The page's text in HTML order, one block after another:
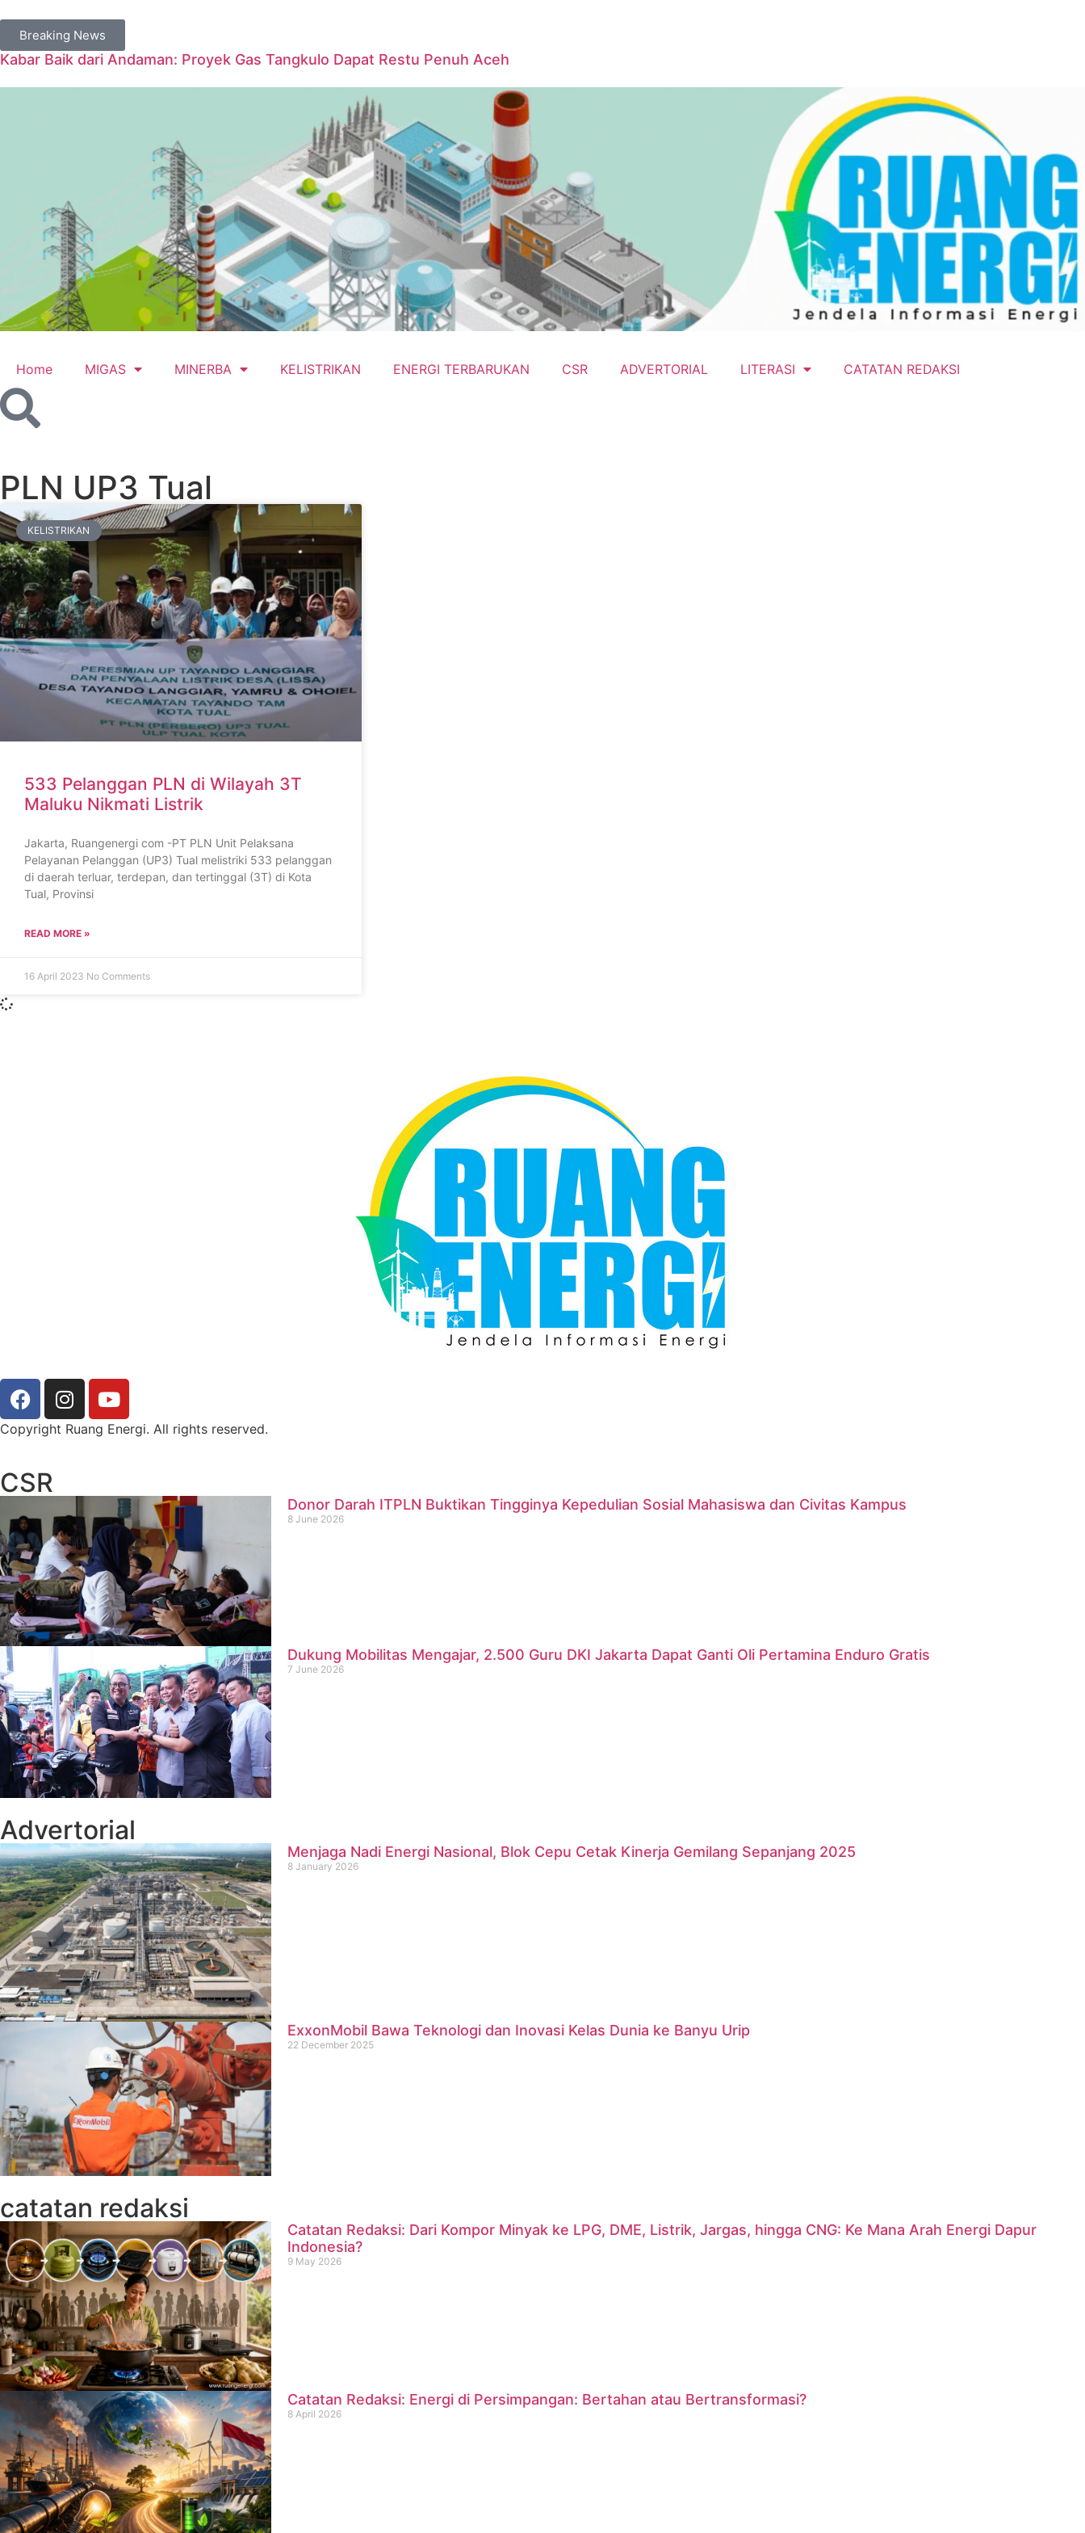
Breaking News
Kabar Baik dari Andaman: Proyek Gas Tangkulo Dapat Restu Penuh Aceh
Home MIGAS MINERBA KELISTRIKAN ENERGI TERBARUKAN CSR ADVERTORIAL LITERASI CATATAN REDAKSI
PLN UP3 Tual
KELISTRIKAN
533 Pelanggan PLN di Wilayah 3T
Maluku Nikmati Listrik
Jakarta, Ruangenergi com -PT PLN Unit Pelaksana
Pelayanan Pelanggan (UP3) Tual melistriki 533 pelanggan
di daerah terluar, terdepan, dan tertinggal (3T) di Kota
Tual, Provinsi
READ MORE »
16 April 2023 No Comments
Copyright Ruang Energi. All rights reserved.
CSR
Donor Darah ITPLN Buktikan Tingginya Kepedulian Sosial Mahasiswa dan Civitas Kampus
8 June 2026
Dukung Mobilitas Mengajar, 2.500 Guru DKI Jakarta Dapat Ganti Oli Pertamina Enduro Gratis
7 June 2026
Advertorial
Menjaga Nadi Energi Nasional, Blok Cepu Cetak Kinerja Gemilang Sepanjang 2025
8 January 2026
ExxonMobil Bawa Teknologi dan Inovasi Kelas Dunia ke Banyu Urip
22 December 2025
catatan redaksi
Catatan Redaksi: Dari Kompor Minyak ke LPG, DME, Listrik, Jargas, hingga CNG: Ke Mana Arah Energi Dapur
Indonesia?
9 May 2026
Catatan Redaksi: Energi di Persimpangan: Bertahan atau Bertransformasi?
8 April 2026